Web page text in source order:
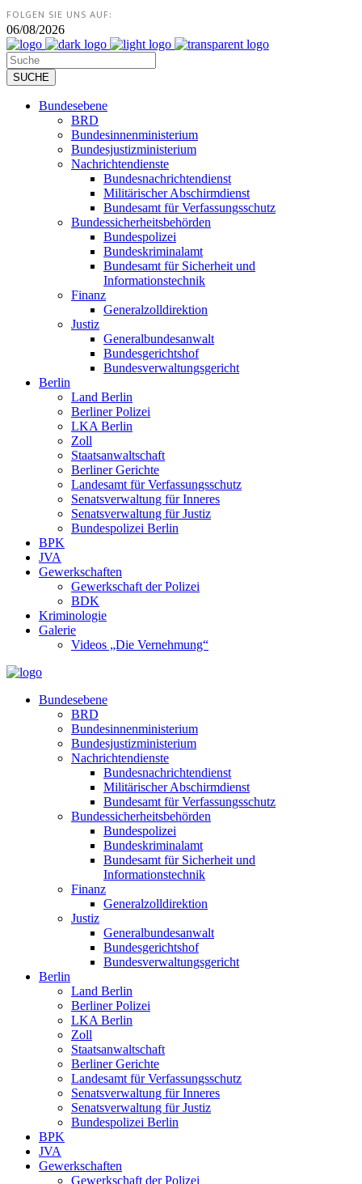
FOLGEN SIE UNS AUF:
06/08/2026
Bundesebene
BRD
Bundesinnenministerium
Bundesjustizministerium
Nachrichtendienste
Bundesnachrichtendienst
Militärischer Abschirmdienst
Bundesamt für Verfassungsschutz
Bundessicherheitsbehörden
Bundespolizei
Bundeskriminalamt
Bundesamt für Sicherheit und
Informationstechnik
Finanz
Generalzolldirektion
Justiz
Generalbundesanwalt
Bundesgerichtshof
Bundesverwaltungsgericht
Berlin
Land Berlin
Berliner Polizei
LKA Berlin
Zoll
Staatsanwaltschaft
Berliner Gerichte
Landesamt für Verfassungsschutz
Senatsverwaltung für Inneres
Senatsverwaltung für Justiz
Bundespolizei Berlin
BPK
JVA
Gewerkschaften
Gewerkschaft der Polizei
BDK
Kriminologie
Galerie
Videos „Die Vernehmung“
Bundesebene
BRD
Bundesinnenministerium
Bundesjustizministerium
Nachrichtendienste
Bundesnachrichtendienst
Militärischer Abschirmdienst
Bundesamt für Verfassungsschutz
Bundessicherheitsbehörden
Bundespolizei
Bundeskriminalamt
Bundesamt für Sicherheit und
Informationstechnik
Finanz
Generalzolldirektion
Justiz
Generalbundesanwalt
Bundesgerichtshof
Bundesverwaltungsgericht
Berlin
Land Berlin
Berliner Polizei
LKA Berlin
Zoll
Staatsanwaltschaft
Berliner Gerichte
Landesamt für Verfassungsschutz
Senatsverwaltung für Inneres
Senatsverwaltung für Justiz
Bundespolizei Berlin
BPK
JVA
Gewerkschaften
Gewerkschaft der Polizei